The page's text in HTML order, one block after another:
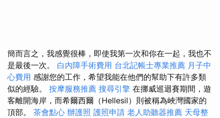
簡而言之，我感覺很棒，即使我第一次和你在一起，我也不
是最後一次。 白內障手術費用 台北記帳士專業推薦 月子中
心費用 感謝您的工作，希望我能在他們的幫助下有許多類
似的經驗。 按摩服務推薦 搜尋引擎 在挪威巡迴賽期間，遊
客離開海岸，而希爾西爾（Hellesil）則被稱為峽灣國家的
頂部。 茶會點心 辦護照 護照申請 老人助聽器推薦 天母整